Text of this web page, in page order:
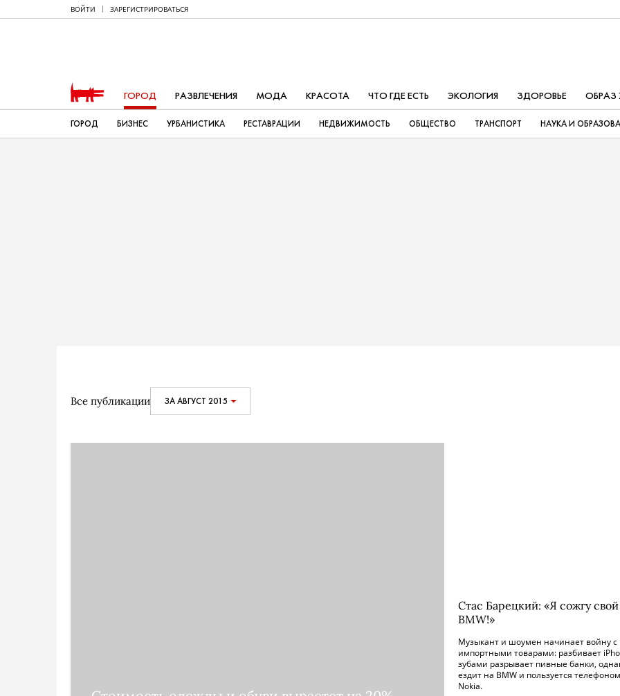
ВОЙТИ ЗАРЕГИСТРИРОВАТЬСЯ
ГОРОД РАЗВЛЕЧЕНИЯ МОДА КРАСОТА ЧТО ГДЕ ЕСТЬ ЭКОЛОГИЯ ЗДОРОВЬЕ
ГОРОД БИЗНЕС УРБАНИСТИКА РЕСТАВРАЦИИ НЕДВИЖИМОСТЬ ОБЩЕСТВО ТРАНСПОРТ НАУКА И
Все публикации ЗА АВГУСТ 2015
Стас Барецкий: «Я сожгу свой
BMW!»
Музыкант и шоумен начинает войну с
импортными товарами: разбивает
зубами разрывает пивные банки,
ездит на BMW и пользуется телефоном
Nokia.